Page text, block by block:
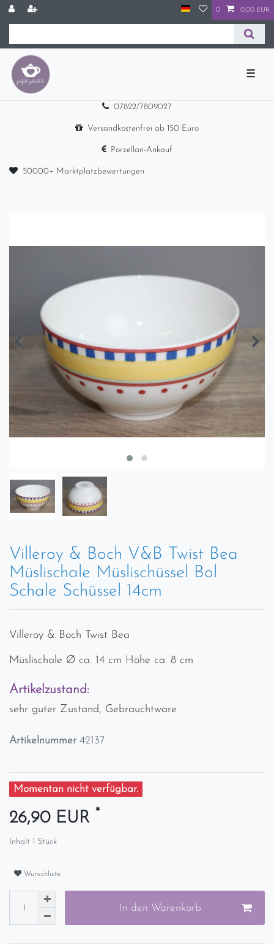
0 0,00 EUR
☰
07822/7809027
Versandkostenfrei ab 150 Euro
Porzellan-Ankauf
50000+ Marktplatzbewertungen
Villeroy & Boch V&B Twist Bea
Müslischale Müslischüssel Bol
Schale Schüssel 14cm
Villeroy & Boch Twist Bea
Müslischale Ø ca. 14 cm Höhe ca. 8 cm
Artikelzustand:
sehr guter Zustand, Gebrauchtware
Artikelnummer 42137
Momentan nicht verfügbar.
26,90 EUR *
Inhalt 1 Stück
Wunschliste
In den Warenkorb